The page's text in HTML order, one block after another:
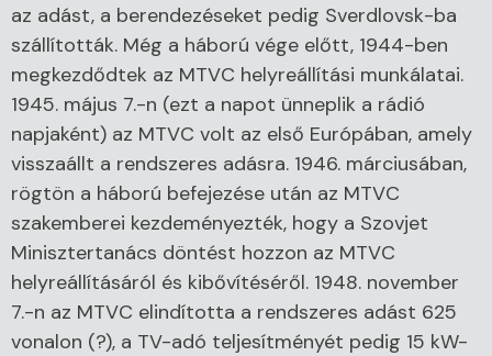
az adást, a berendezéseket pedig Sverdlovsk-ba
szállították. Még a háború vége előtt, 1944-ben
megkezdődtek az MTVC helyreállítási munkálatai.
1945. május 7.-n (ezt a napot ünneplik a rádió
napjaként) az MTVC volt az első Európában, amely
visszaállt a rendszeres adásra. 1946. márciusában,
rögtön a háború befejezése után az MTVC
szakemberei kezdeményezték, hogy a Szovjet
Minisztertanács döntést hozzon az MTVC
helyreállításáról és kibővítéséről. 1948. november
7.-n az MTVC elindította a rendszeres adást 625
vonalon (?), a TV-adó teljesítményét pedig 15 kW-